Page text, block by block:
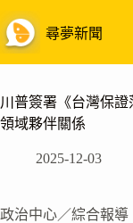
至
主
內
容
尋夢新聞
川普簽署《台灣保
領域夥伴關係
2025-12-03
政治中心／綜合報導